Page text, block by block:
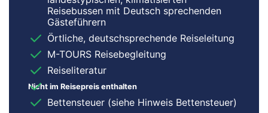
Reisebussen mit Deutsch sprechenden
Gästeführern
Örtliche, deutschsprechende Reiseleitung
M-TOURS Reisebegleitung
Reiseliteratur
Nicht im Reisepreis enthalten
Bettensteuer (siehe Hinweis Bettensteuer)